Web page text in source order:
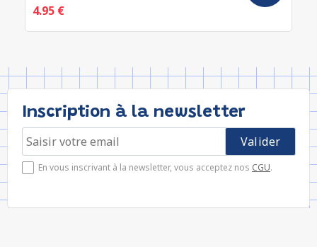
4.95 €
Inscription à la newsletter
En vous inscrivant à la newsletter, vous acceptez nos CGU.